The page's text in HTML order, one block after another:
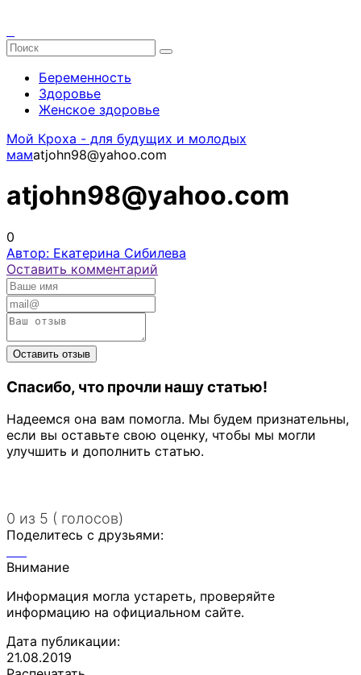
Беременность
Здоровье
Женское здоровье
Мой Кроха - для будущих и молодых
мамatjohn98@yahoo.com
atjohn98@yahoo.com
0
Автор: Екатерина Сибилева
Оставить комментарий
Спасибо, что прочли нашу статью!
Надеемся она вам помогла. Мы будем признательны,
если вы оставьте свою оценку, чтобы мы могли
улучшить и дополнить статью.
0 из 5 ( голосов)
Поделитесь с друзьями:
Внимание
Информация могла устареть, проверяйте
информацию на официальном сайте.
Дата публикации:
21.08.2019